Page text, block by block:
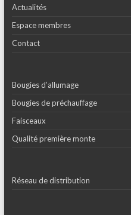
Actualités
Espace membres
Contact
Bougies d’allumage
Bougies de préchauffage
Faisceaux
Qualité première monte
Réseau de distribution